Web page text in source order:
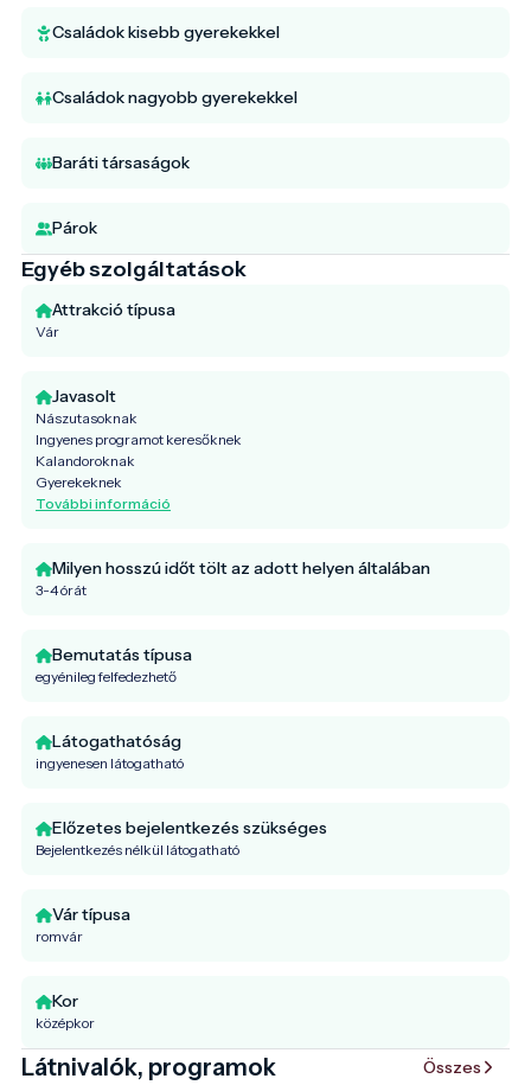
Családok kisebb gyerekekkel
Családok nagyobb gyerekekkel
Baráti társaságok
Párok
Egyéb szolgáltatások
Attrakció típusa
Vár
Javasolt
Nászutasoknak
Ingyenes programot keresőknek
Kalandoroknak
Gyerekeknek
További információ
Milyen hosszú időt tölt az adott helyen általában
3-4 órát
Bemutatás típusa
egyénileg felfedezhető
Látogathatóság
ingyenesen látogatható
Előzetes bejelentkezés szükséges
Bejelentkezés nélkül látogatható
Vár típusa
romvár
Kor
középkor
Látnivalók, programok Összes